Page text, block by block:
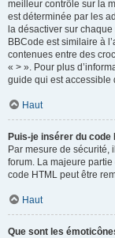
meilleur contrôle sur la
est déterminée par les
la désactiver sur
BBCode est similaire à
contenues entre des
« > ». Pour plus
guide qui est accessible
Haut
Puis-je insérer du code
Par mesure de sécurité,
forum. La majeure
code HTML peut être
Haut
Que sont les